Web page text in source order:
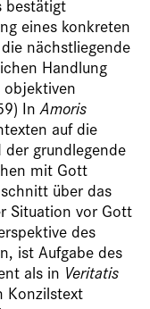
bestätigt
eines konkreten
nächstliegende
Handlung
objektiven
InAmoris
auf die
der grundlegende
mit Gott
über das
Situation vor Gott
des
ist Aufgabe des
als in Veritatis
Konzilstext